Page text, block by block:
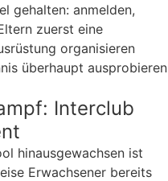
gehalten: anmelden,
zuerst eine
organisieren
überhaupt ausprobieren
Interclub
hinausgewachsen ist
Erwachsener bereits